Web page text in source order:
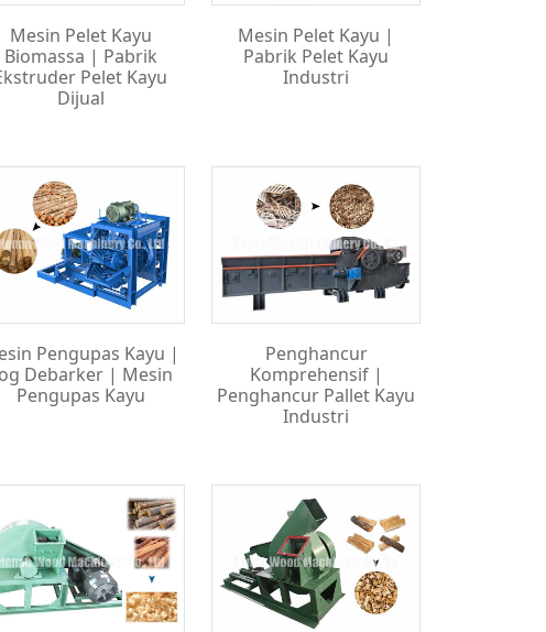
Mesin Pelet Kayu
Biomassa | Pabrik
Pelet Kayu
Dijual
Mesin Pelet Kayu |
Pabrik Pelet Kayu
Industri
Pengupas Kayu |
Debarker | Mesin
Pengupas Kayu
Penghancur
Komprehensif |
Penghancur Pallet Kayu
Industri